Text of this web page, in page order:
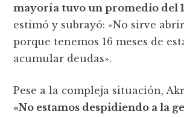
mayoría tuvo un promedio del
estimó y subrayó: «No sirve
porque tenemos 16 meses de
acumular deudas».
Pese a la compleja situación,
«No estamos despidiendo a la